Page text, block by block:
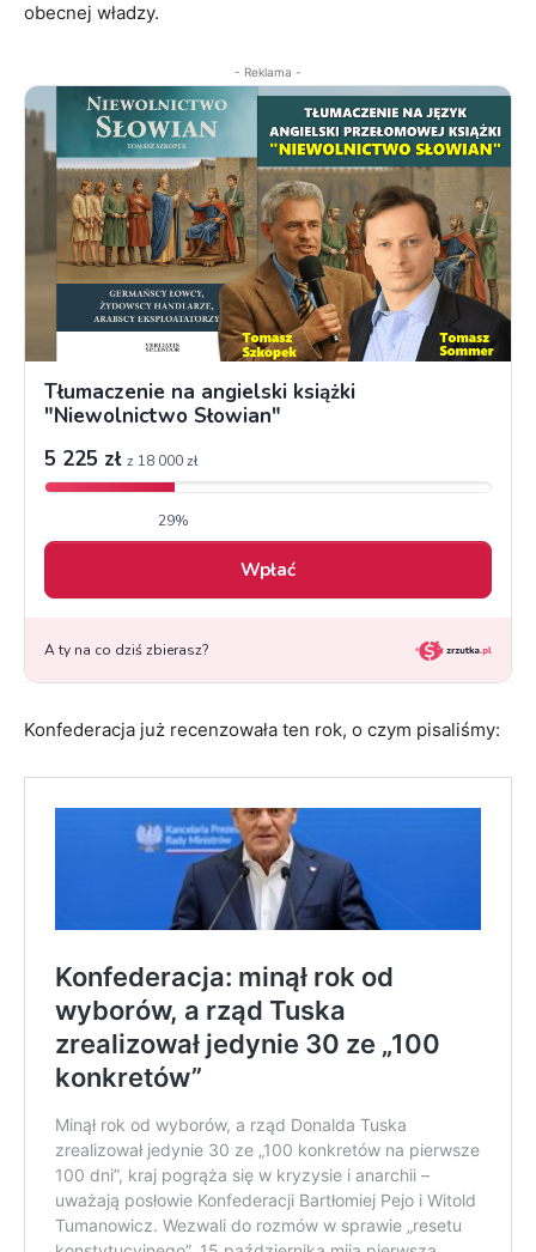
obecnej władzy.
- Reklama -
Konfederacja już recenzowała ten rok, o czym pisaliśmy: